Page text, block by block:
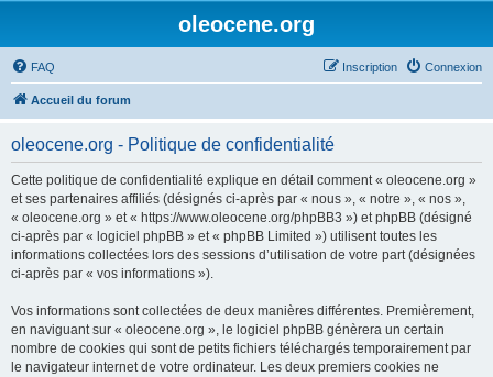
oleocene.org
FAQ Connexion
Inscription
Accueil du forum
oleocene.org - Politique de confidentialité
Cette politique de confidentialité explique en détail comment « oleocene.org »
et ses partenaires affiliés (désignés ci-après par « nous », « notre », « nos »,
« oleocene.org » et « https://www.oleocene.org/phpBB3 ») et phpBB (désigné
ci-après par « logiciel phpBB » et « phpBB Limited ») utilisent toutes les
informations collectées lors des sessions d’utilisation de votre part (désignées
ci-après par « vos informations »).
Vos informations sont collectées de deux manières différentes. Premièrement,
en naviguant sur « oleocene.org », le logiciel phpBB génèrera un certain
nombre de cookies qui sont de petits fichiers téléchargés temporairement par
le navigateur internet de votre ordinateur. Les deux premiers cookies ne